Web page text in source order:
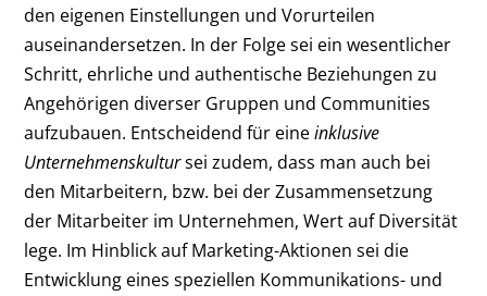
den eigenen Einstellungen und Vorurteilen
auseinandersetzen. In der Folge sei ein wesentlicher
Schritt, ehrliche und authentische Beziehungen zu
Angehörigen diverser Gruppen und Communities
aufzubauen. Entscheidend für eineinklusive
Unternehmenskultursei zudem, dass man auch bei
den Mitarbeitern, bzw. bei der Zusammensetzung
der Mitarbeiter im Unternehmen, Wert auf Diversität
lege. Im Hinblick auf Marketing-Aktionen sei die
Entwicklung eines speziellen Kommunikations- und